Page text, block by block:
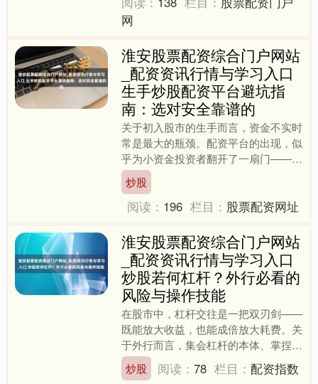
网
淮安股票配资综合门户网站
_配资资讯行情与学习入口
生手炒股配资平台避坑指
南：选对安全靠谱的
关于初入股市的生手而言，资金不实时
常是最大的瓶颈。配资平台的出现，似
乎为小资金投资者翻开了一扇门——用
小数保证金撬动数倍资金，放大收益。
干系词，高杠杆背后也潜伏....
炒股
阅读： 196 栏目： 股票配资网址
淮安股票配资综合门户网站
_配资资讯行情与学习入口
炒股若何杠杆？外行必看的
风险与操作技能
在股市中，杠杆交往是一把双刃剑——
既能放大收益，也能成倍放大耗费。关
于外行而言，集会杠杆的本体、掌捏操
作技能、认清潜在风险，是踏入这一畛
域前的必修课。 ## 什....
炒股 阅读：78 栏目：配资指数